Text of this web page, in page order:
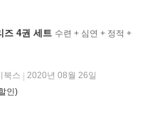
즈 4권 세트 수련 + 심연 + 정적 +
북스
2020년 08월 26일
인)